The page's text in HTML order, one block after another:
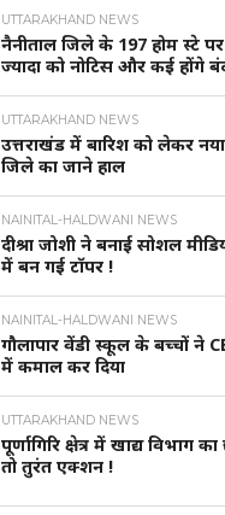
UTTARAKHAND NEWS
नैनीताल जिले के 197 होम स्टे
ज्यादा को नोटिस और कई होंगे
UTTARAKHAND NEWS
उत्तराखंड में बारिश को लेकर
जिले का जाने हाल
NAINITAL-HALDWANI NEWS
दीश्रा जोशी ने बनाई सोशल
में बन गई टॉपर !
NAINITAL-HALDWANI NEWS
गौलापार वेंडी स्कूल के बच्चों ने
में कमाल कर दिया
UTTARAKHAND NEWS
पूर्णागिरि क्षेत्र में खाद्य विभाग
तो तुरंत एक्शन !